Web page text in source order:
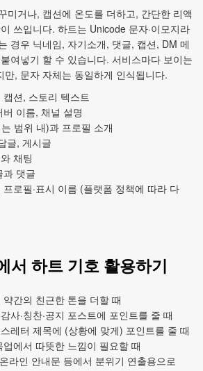
미거나, 캡션에 온도를 더하고, 간단한 리액
쓰입니다. 하트는 Unicode 문자·이모지라
경우 닉네임, 자기소개, 댓글, 캡션, DM 메
여넣기 할 수 있습니다. 서비스마다 보이는
만, 문자 자체는 동일하게 인식됩니다.
션, 스토리 텍스트
이름, 채널 설명
범위 내)과 프로필 소개
글, 게시글
채팅
과 댓글
로필·표시 이름 (플랫폼 정책에 따라 다
서 하트 기호 활용하기
간의 친근한 톤을 더할 때
사·칭찬·공지 포스트에 포인트를 줄 때
레터 제목에 (상황에 맞게) 포인트를 줄 때
에서 따뜻한 느낌이 필요할 때
라인 안내문 등에서 분위기 연출용으로